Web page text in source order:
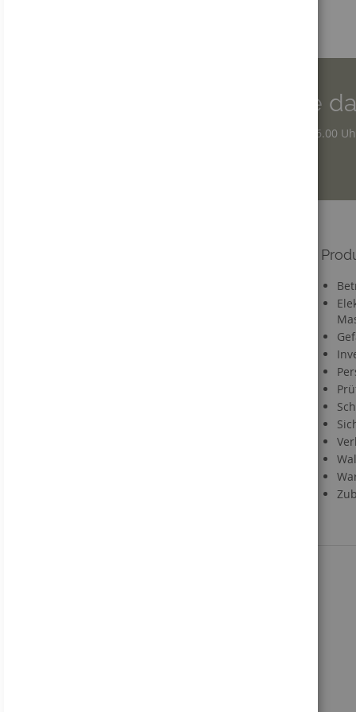
Wir sind für Sie
Montag - Donnerstag: 7.30 – 16.00